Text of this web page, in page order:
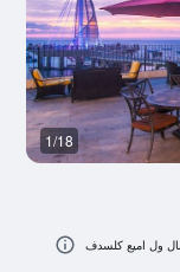
1/18
ول اميع كلسدف